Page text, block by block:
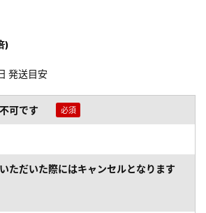
)
発送目安
可です
ただいた際にはキャンセルとなります